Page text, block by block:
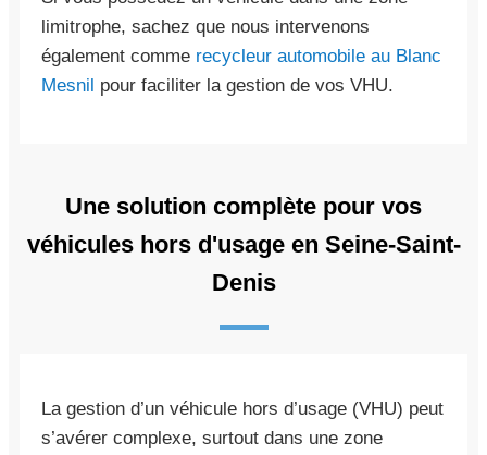
limitrophe, sachez que nous intervenons
également comme recycleur automobile au Blanc
Mesnil pour faciliter la gestion de vos VHU.
Une solution complète pour vos
véhicules hors d'usage en Seine-Saint-
Denis
La gestion d’un véhicule hors d’usage (VHU) peut
s’avérer complexe, surtout dans une zone